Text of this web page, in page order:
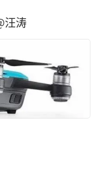
汪涛